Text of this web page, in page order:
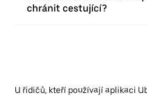
chránit cestující?
U řidičů, kteří používají aplikaci